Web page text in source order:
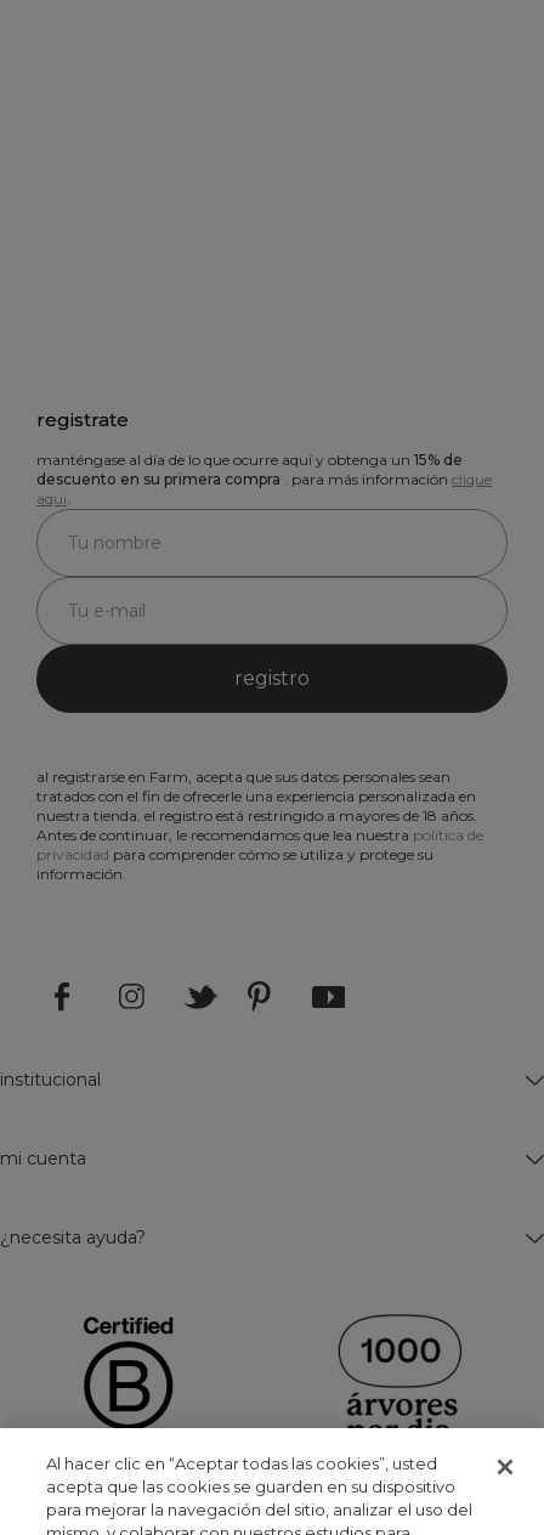
registrate
manténgase al día de lo que ocurre aquí y obtenga un 15% de
descuento en su primera compra . para más información clique
aqui.
registro
al registrarse en Farm, acepta que sus datos personales sean
tratados con el fin de ofrecerle una experiencia personalizada en
nuestra tienda. el registro está restringido a mayores de 18 años.
Antes de continuar, le recomendamos que lea nuestra política de
privacidad para comprender cómo se utiliza y protege su
información.
institucional
mi cuenta
¿necesita ayuda?
Al hacer clic en “Aceptar todas las cookies”, usted
acepta que las cookies se guarden en su dispositivo
para mejorar la navegación del sitio, analizar el uso del